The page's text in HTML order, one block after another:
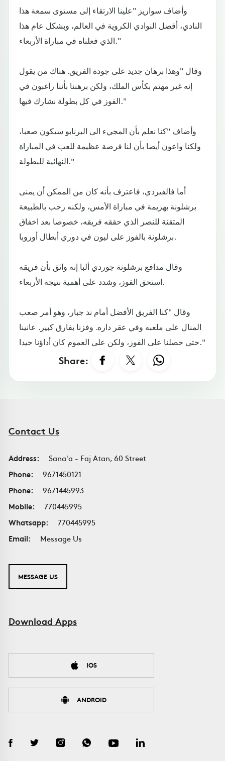
وأضاف سواريز "علينا الارتقاء إلى مستوى سمعة هذا
النادي، أفضل النوادي الكروية في العالم، وبشكل عام هذا
الذي فعلناه في مباراة الأربعاء."
وقال "وهذا برهان جديد على جودة الفريق. هناك من يقول
إنه غير مهتم بكأس الملك، ولكن برهننا بأننا راغبون في
الفوز في كل بطولة نشارك فيها."
وأضاف "كنا نعلم بأن المجيء الى البرنابو سيكون صعبا،
ولكنا واعون أيضا بأن لنا فرصة عظيمة للعب في المباراة
النهائية للبطولة."
أما فالفيردي، فاعترف بأنه كان من الممكن أن يمنى
برشلونة بهزيمة في مباراة الأمس، ولكنه رحب بالطبيعة
المتقنة للنصر الذي حققه فريقه، خصوصا بعد اخفاق
برشلونة بالفوز على ليون في دوري أبطال أوروبا.
وقال مدافع برشلونة جوردي ألبا إنه واثق بأن فريقه
استحق الفوز، وشدد على أهمية نتيجة الأربعاء.
وقال "كنا الفريق الأفضل أمام ند جبار، وهو أمر صعب
المنال على ملعبه وفي عقر داره. وفزنا بفارق كبير. عانينا
حتى حصلنا على الفوز، ولكن على العموم كان أداؤنا جيدا."
Share:
Contact Us
Address:
Sana'a - Faj Atan, 60 Street
Phone:
9671450121
Phone:
9671445993
Mobile:
770445995
Whatsapp:
770445995
Email:
Message Us
MESSAGE US
Download Apps
IOS
ANDROID